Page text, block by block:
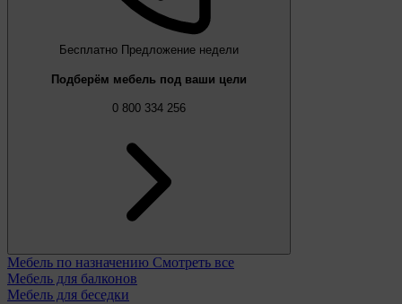
Бесплатно Предложение недели
Подберём мебель под ваши цели
0 800 334 256
Мебель по назначению Смотреть все
Мебель для балконов
Мебель для беседки